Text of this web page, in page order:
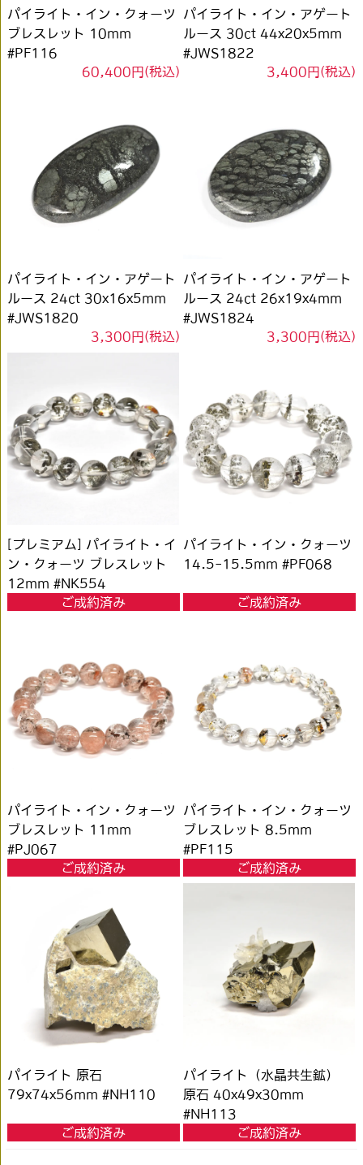
パイライト・イン・クォーツ
ブレスレット 10mm
#PF116
60,400円(税込)
パイライト・イン・アゲート
ルース 30ct 44x20x5mm
#JWS1822
3,400円(税込)
パイライト・イン・アゲート
ルース 24ct 30x16x5mm
#JWS1820
3,300円(税込)
パイライト・イン・アゲート
ルース 24ct 26x19x4mm
#JWS1824
3,300円(税込)
[プレミアム] パイライト・イ
ン・クォーツ ブレスレット
12mm #NK554
ご成約済み
パイライト・イン・クォーツ
14.5-15.5mm #PF068
ご成約済み
パイライト・イン・クォーツ
ブレスレット 11mm
#PJ067
ご成約済み
パイライト・イン・クォーツ
ブレスレット 8.5mm
#PF115
ご成約済み
パイライト 原石
79x74x56mm #NH110
ご成約済み
パイライト（水晶共生鉱）
原石 40x49x30mm
#NH113
ご成約済み